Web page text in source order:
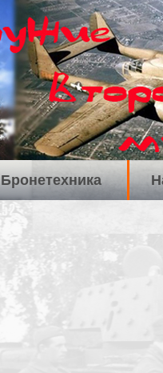
Бронетехника